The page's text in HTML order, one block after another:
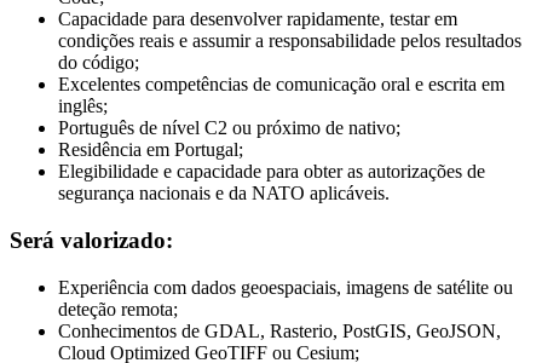
Capacidade para desenvolver rapidamente, testar em
condições reais e assumir a responsabilidade pelos resultados
do código;
Excelentes competências de comunicação oral e escrita em
inglês;
Português de nível C2 ou próximo de nativo;
Residência em Portugal;
Elegibilidade e capacidade para obter as autorizações de
segurança nacionais e da NATO aplicáveis.
Será valorizado:
Experiência com dados geoespaciais, imagens de satélite ou
deteção remota;
Conhecimentos de GDAL, Rasterio, PostGIS, GeoJSON,
Cloud Optimized GeoTIFF ou Cesium;